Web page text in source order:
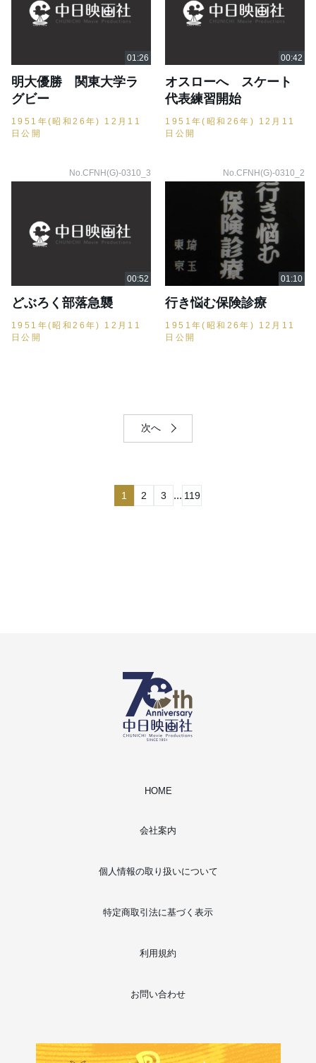
明大優勝 関東大学ラ
グビー
1951年(昭和26年) 12月11
日公開
オスローへ スケート
代表練習開始
1951年(昭和26年) 12月11
日公開
No.CFNH(G)-0310_3
どぶろく部落急襲
1951年(昭和26年) 12月11
日公開
No.CFNH(G)-0310_2
行き悩む保険診療
1951年(昭和26年) 12月11
日公開
次へ
1 2 3 ... 119
HOME
会社案内
個人情報の取り扱いについて
特定商取引法に基づく表示
利用規約
お問い合わせ